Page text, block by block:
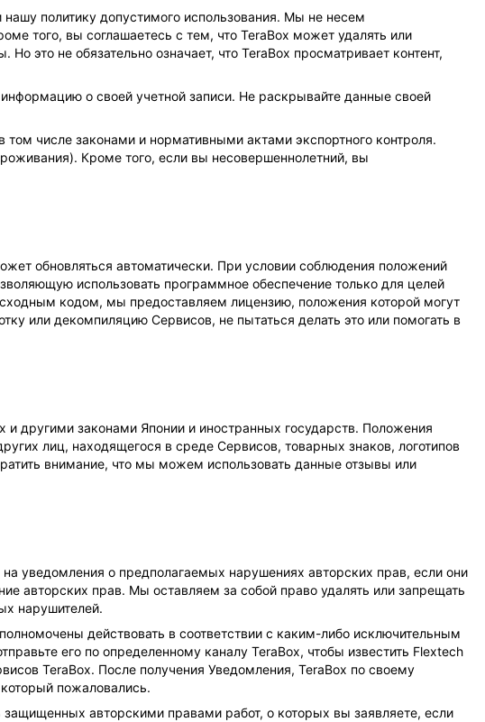
политику допустимого использования. Мы не несем
того, вы соглашаетесь с тем, что TeraBox может удалять или
это не обязательно означает, что TeraBox просматривает контент,
о своей учетной записи. Не раскрывайте данные своей
числе законами и нормативными актами экспортного контроля.
Кроме того, если вы несовершеннолетний, вы
обновляться автоматически. При условии соблюдения положений
использовать программное обеспечение только для целей
кодом, мы предоставляем лицензию, положения которой могут
или декомпиляцию Сервисов, не пытаться делать это или помогать в
другими законами Японии и иностранных государств. Положения
лиц, находящегося в среде Сервисов, товарных знаков, логотипов
внимание, что мы можем использовать данные отзывы или
уведомления о предполагаемых нарушениях авторских прав, если они
авторских прав. Мы оставляем за собой право удалять или запрещать
нарушителей.
действовать в соответствии с каким-либо исключительным
его по определенному каналу TeraBox, чтобы известить Flextech
TeraBox. После получения Уведомления, TeraBox по своему
пожаловались.
авторскими правами работ, о которых вы заявляете, если